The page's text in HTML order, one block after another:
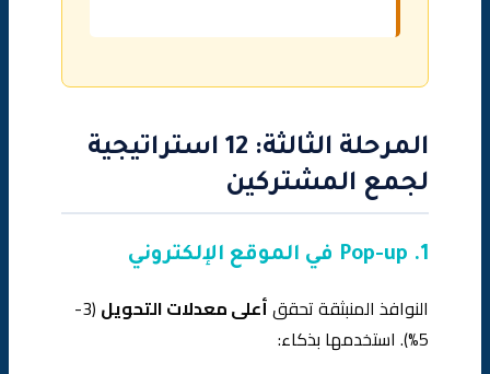
المرحلة الثالثة: 12 استراتيجية
لجمع المشتركين
1. Pop-up في الموقع الإلكتروني
النوافذ المنبثقة تحققأعلى معدلات التحويل
(3-
5%). استخدمها بذكاء: